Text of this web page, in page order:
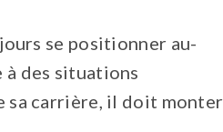
se positionner au-
à des situations
sa carrière, il doit monter